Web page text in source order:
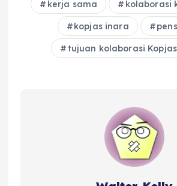
kerja sama kolaborasi
kopjas inara
tujuan kolaborasi